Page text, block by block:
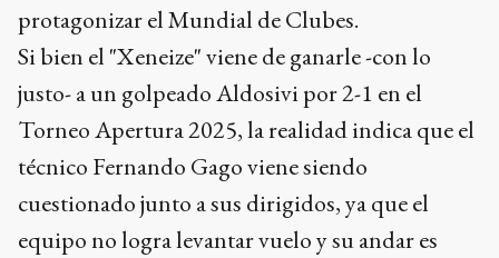
protagonizar el Mundial de Clubes.
Si bien el "Xeneize" viene de ganarle -con lo
justo- a un golpeado Aldosivi por 2-1 en el
Torneo Apertura 2025, la realidad indica que el
técnico Fernando Gago viene siendo
cuestionado junto a sus dirigidos, ya que el
equipo no logra levantar vuelo y su andar es